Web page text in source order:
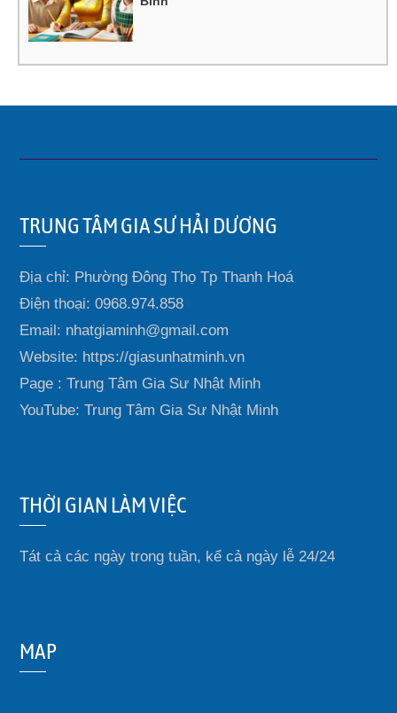
TRUNG TÂM GIA SƯ HẢI DƯƠNG
Địa chỉ: Phường Đông Thọ Tp Thanh Hoá
Điện thoại: 0968.974.858
Email: nhatgiaminh@gmail.com
Website: https://giasunhatminh.vn
Page : Trung Tâm Gia Sư Nhật Minh
YouTube: Trung Tâm Gia Sư Nhật Minh
THỜI GIAN LÀM VIỆC
Tát cả các ngày trong tuần, kể cả ngày lễ 24/24
MAP